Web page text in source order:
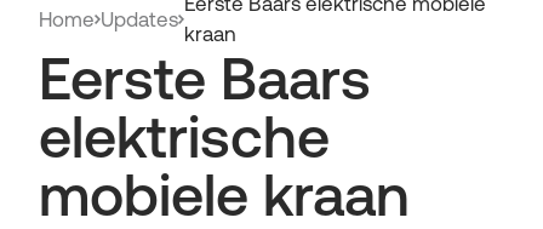
Home Updates
kraan
Eerste Baars
elektrische
mobiele kraan